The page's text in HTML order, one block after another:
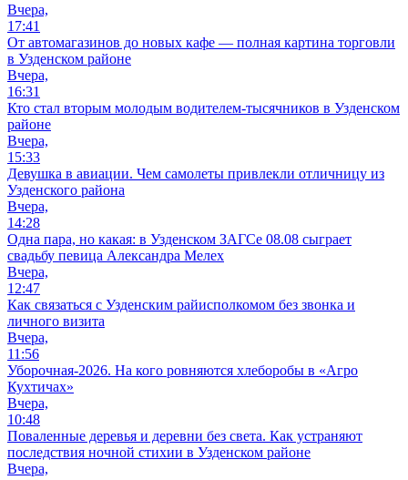
Вчера,
17:41
От автомагазинов до новых кафе — полная картина торговли
в Узденском районе
Вчера,
16:31
Кто стал вторым молодым водителем-тысячников в Узденском
районе
Вчера,
15:33
Девушка в авиации. Чем самолеты привлекли отличницу из
Узденского района
Вчера,
14:28
Одна пара, но какая: в Узденском ЗАГСе 08.08 сыграет
свадьбу певица Александра Мелех
Вчера,
12:47
Как связаться с Узденским райисполкомом без звонка и
личного визита
Вчера,
11:56
Уборочная-2026. На кого ровняются хлеборобы в «Агро
Кухтичах»
Вчера,
10:48
Поваленные деревья и деревни без света. Как устраняют
последствия ночной стихии в Узденском районе
Вчера,